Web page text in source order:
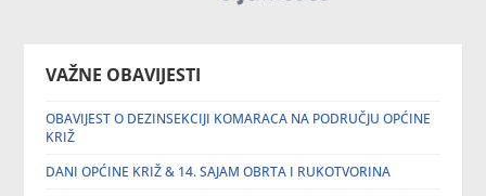
VAŽNE OBAVIJESTI
OBAVIJEST O DEZINSEKCIJI KOMARACA NA PODRUČJU OPĆINE
KRIŽ
DANI OPĆINE KRIŽ & 14. SAJAM OBRTA I RUKOTVORINA